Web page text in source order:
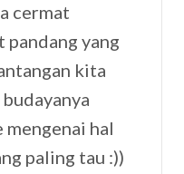
cermat
yang
kita
mengenai hal
paling tau :))